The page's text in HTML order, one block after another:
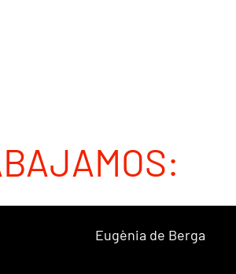
Eugènia de Berga